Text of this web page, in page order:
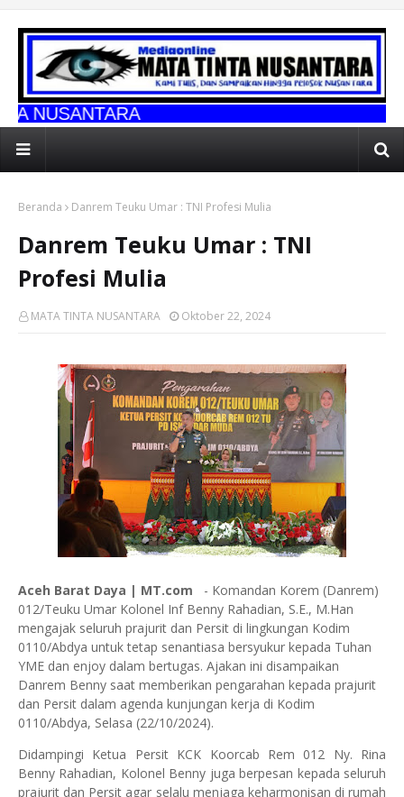
Beranda Danrem Teuku Umar : TNI Profesi Mulia
Danrem Teuku Umar : TNI
Profesi Mulia
MATA TINTA NUSANTARA Oktober 22, 2024
Aceh Barat Daya | MT.com - Komandan Korem (Danrem)
012/Teuku Umar Kolonel Inf Benny Rahadian, S.E., M.Han
mengajak seluruh prajurit dan Persit di lingkungan Kodim
0110/Abdya untuk tetap senantiasa bersyukur kepada Tuhan
YME dan enjoy dalam bertugas. Ajakan ini disampaikan
Danrem Benny saat memberikan pengarahan kepada prajurit
dan Persit dalam agenda kunjungan kerja di Kodim
0110/Abdya, Selasa (22/10/2024).
Didampingi Ketua Persit KCK Koorcab Rem 012 Ny. Rina
Benny Rahadian, Kolonel Benny juga berpesan kepada seluruh
prajurit dan Persit agar selalu menjaga keharmonisan di rumah